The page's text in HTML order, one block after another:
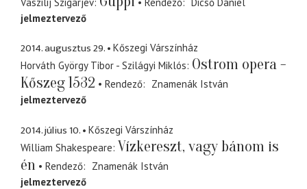
jelmeztervező
2014. augusztus 29.
Kőszegi Várszínház
Horváth György Tibor - Szilágyi Miklós Ostrom opera -
Kőszeg 1532
Rendező
Znamenák István
jelmeztervező
2014. július 10.
Kőszegi Várszínház
William Shakespeare Vízkereszt, vagy bánom is
én
Rendező
Znamenák István
jelmeztervező